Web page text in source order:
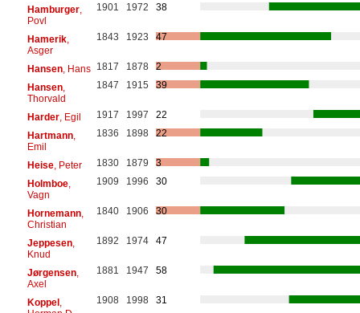
Hamburger,
Povl
1901 1972 38
Hamerik,
Asger
1843 1923 47
Hansen, Hans 1817 1878
2
Hansen,
Thorvald
1847 1915 39
Harder, Egil 1917 1997
22
Hartmann,
Emil
1836 1898 22
Heise, Peter 1830 1879
3
Holmboe,
Vagn
1909 1996 30
Hornemann,
Christian
1840 1906 30
Jeppesen,
Knud
1892 1974 47
Jørgensen,
Axel
1881 1947 58
Koppel,
1908 1998 31